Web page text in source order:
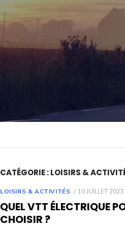
CATÉGORIE :LOISIRS &
LOISIRS & ACTIVITÉS
POSTED
10 JUILLET 2023
QUEL VTT ÉLECTRIQUE
CHOISIR ?